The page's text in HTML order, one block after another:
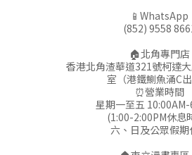
📱WhatsApp
(852) 9558
🏠北角專門店
香港北角渣華道321號柯達
室（港鐵鰂魚涌C出
⏰營業時間
星期一至五 10:00AM-
(1:00-2:00PM休息
六、日及公眾假期